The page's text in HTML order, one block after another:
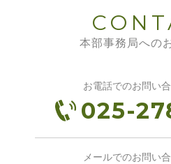
本部事務局への
お電話でのお問い
025-
メールでのお問い